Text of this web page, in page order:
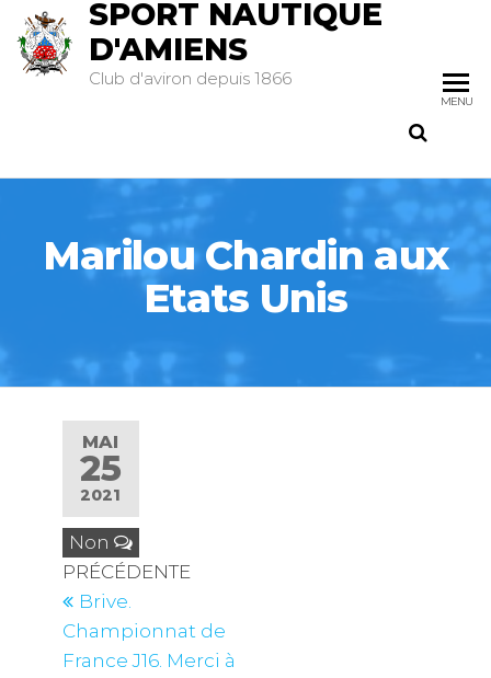
SPORT NAUTIQUE
D'AMIENS
Club d'aviron depuis 1866
MENU
Marilou Chardin aux
Etats Unis
MAI
25
2021
Non
PRÉCÉDENTE
Brive.
Championnat de
France J16. Merci à